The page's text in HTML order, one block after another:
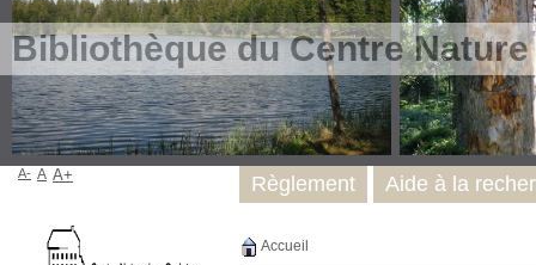
Bibliothèque du Centre
Accueil
Règlement Aide à la
A- A A+